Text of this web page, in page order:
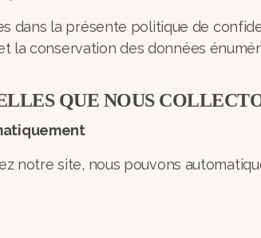
dans la présente politique de
la conservation des données
QUE NOUS
notre site, nous pouvons